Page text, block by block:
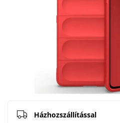
Házhozszállítással